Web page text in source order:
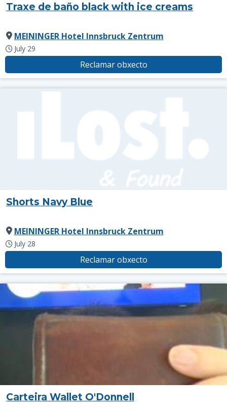
Traxe de baño black with ice creams
MEININGER Hotel Innsbruck Zentrum
July 29
Reclamar obxecto
Shorts Navy Blue
MEININGER Hotel Innsbruck Zentrum
July 28
Reclamar obxecto
Carteira Wallet O'Donnell